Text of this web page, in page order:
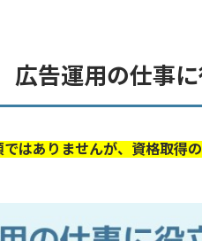
広告運用の仕事
はありませんが、資格取得